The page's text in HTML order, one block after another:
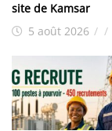
site de Kamsar
5 août 2026 / /